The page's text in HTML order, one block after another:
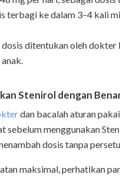
terbagi ke dalam 3–4 kali
dosis ditentukan oleh dokter
Stenirol dengan
dan bacalah aturan
sebelum menggunakan
dosis tanpa
maksimal, perhatikan